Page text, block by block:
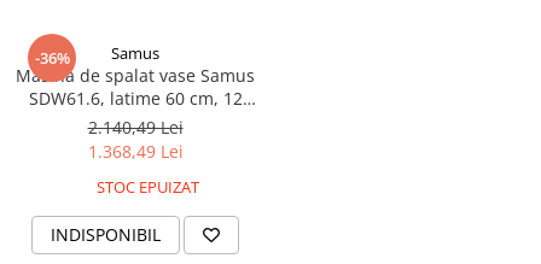
-36% Samus
Masina de spalat vase Samus
SDW61.6, latime 60 cm, 12
seturi, 6 programe, clasa E,
Extra Uscare, pornire
2.140,49 Lei
1.368,49 Lei
STOC EPUIZAT
INDISPONIBIL